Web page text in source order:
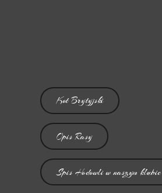
Kot Brytyjski
Opis Rasy
Spis Hodowli w naszym klubie